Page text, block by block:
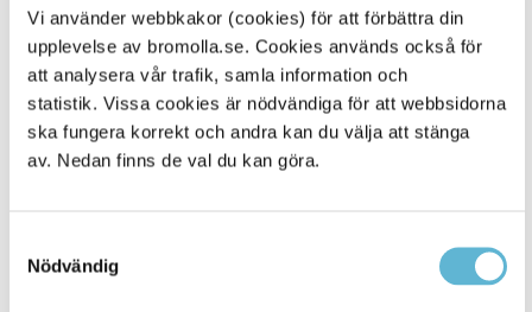
Vi använder webbkakor (cookies) för att förbättra din
upplevelse av bromolla.se. Cookies används också för
att analysera vår trafik, samla information och
statistik. Vissa cookies är nödvändiga för att webbsidorna
ska fungera korrekt och andra kan du välja att stänga
av. Nedan finns de val du kan göra.
Nödvändig
901
Alla platser